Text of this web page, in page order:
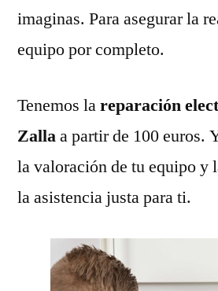
imaginas. Para asegurar la
equipo por completo.
Tenemos lareparación
Zallaa partir de 100 euros.
la valoración de tu equipo y
la asistencia justa para ti.